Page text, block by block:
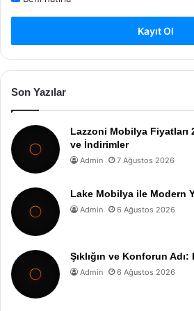
Kayıt Ol
Son Yazılar
Lazzoni Mobilya Fiyatları
ve İndirimler
Admin 7 Ağustos 2026
Lake Mobilya ile Modern
Admin 6 Ağustos 2026
Şıklığın ve Konforun
Admin 6 Ağustos 2026